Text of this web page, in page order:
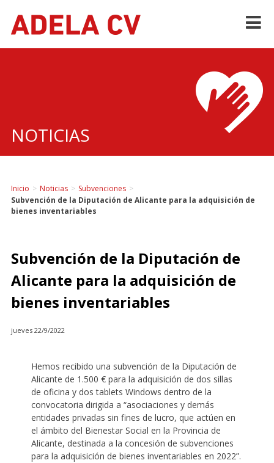
NOTICIAS
Inicio > Noticias > Subvenciones >
Subvención de la Diputación de Alicante para la adquisición de
bienes inventariables
Subvención de la Diputación de
Alicante para la adquisición de
bienes inventariables
jueves 22/9/2022
Hemos recibido una subvención de la Diputación de
Alicante de 1.500 € para la adquisición de dos sillas
de oficina y dos tablets Windows dentro de la
convocatoria dirigida a “asociaciones y demás
entidades privadas sin fines de lucro, que actúen en
el ámbito del Bienestar Social en la Provincia de
Alicante, destinada a la concesión de subvenciones
para la adquisición de bienes inventariables en 2022”.